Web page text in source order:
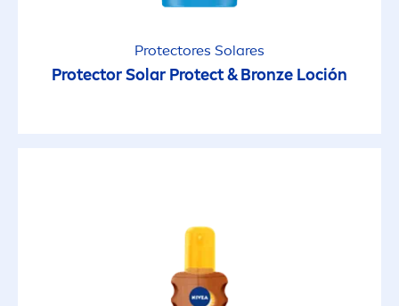
Protectores Solares
Protector Solar Protect&Bronze Loción